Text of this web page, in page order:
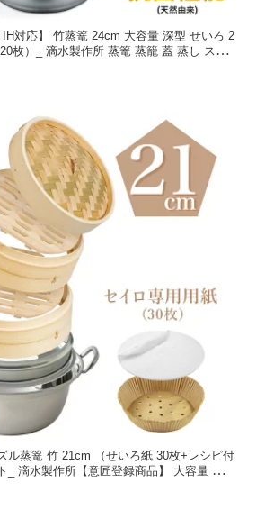
対応】 竹蒸篭 24cm 大容量 深型 せいろ 2
枚）_ 滴水製作所 蒸篭 蒸籠 蓋 蒸し ステ
ロ ギフト 贈り物 蒸し器 初心者 本格蒸し
30%OFFクーポン
ル蒸篭 竹 21cm （せいろ紙 30枚+レシピ付
_ 滴水製作所【意匠登録商品】 大容量 深型
蒸し 竹せいろ ギフト 贈り物 蒸し器 レビ
ポン